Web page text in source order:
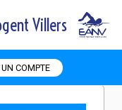
Villers
UN COMPTE